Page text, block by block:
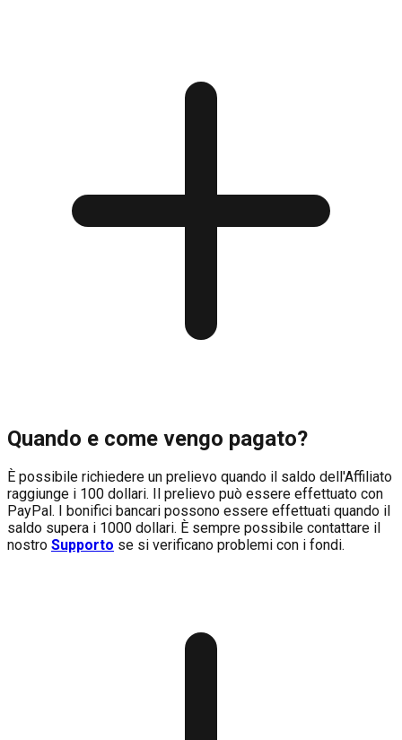
Quando e come vengo pagato?
È possibile richiedere un prelievo quando il saldo dell'Affiliato
raggiunge i 100 dollari. Il prelievo può essere effettuato con
PayPal. I bonifici bancari possono essere effettuati quando il
saldo supera i 1000 dollari. È sempre possibile contattare il
nostro Supporto se si verificano problemi con i fondi.